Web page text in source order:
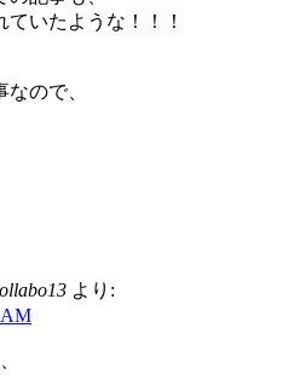
いたような！！！
ので、
より:
AM